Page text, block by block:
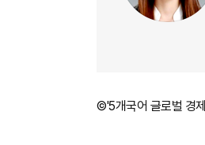
©'5개국어 글로벌 경